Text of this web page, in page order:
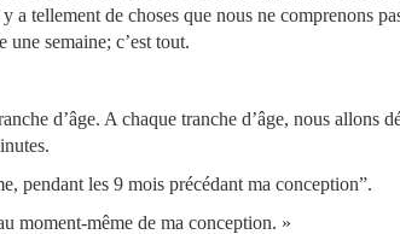
a tellement de choses que nous ne comprenons
une semaine; c’est tout.
d’âge. A chaque tranche d’âge, nous
pendant les 9 mois précédant ma conception”.
moment-même de ma conception. »